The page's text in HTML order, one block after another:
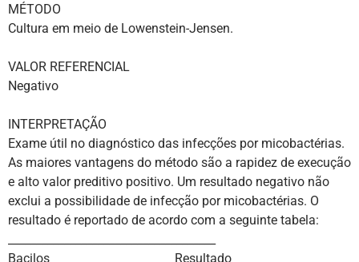
MÉTODO
Cultura em meio de Lowenstein-Jensen.
VALOR REFERENCIAL
Negativo
INTERPRETAÇÃO
Exame útil no diagnóstico das infecções por micobactérias.
As maiores vantagens do método são a rapidez de execução
e alto valor preditivo positivo. Um resultado negativo não
exclui a possibilidade de infecção por micobactérias. O
resultado é reportado de acordo com a seguinte tabela:
Bacilos Resultado